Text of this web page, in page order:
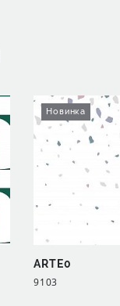
Новинка
ARTE0
9103